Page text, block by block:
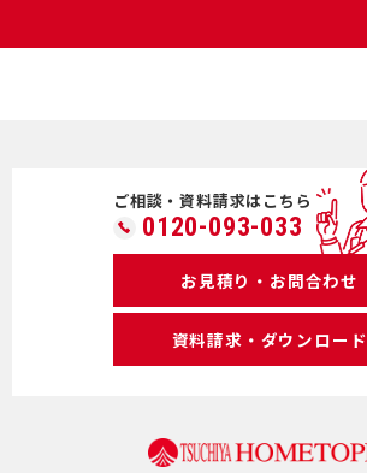
ご相談・資料請求はこちら
0120-093-033
お見積り・お問合わせ
資料請求・ダウンロード